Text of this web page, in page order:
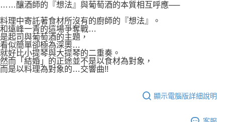
……釀酒師的『想法』與葡萄酒的本質相互呼應──
料理中寄託著食材所沒有的廚師的『想法』。
和遠峰一青的這場爭奪戰…
是起司與葡萄酒的主題，
看似簡單卻極為深奧…
就好比小提琴與大提琴的二重奏。
然而「結婚」的正途並不是以食材為對象，
而是以料理為對象的…交響曲!!
顯示電腦版詳細說明